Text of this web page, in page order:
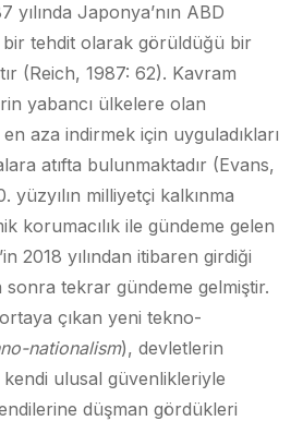
yılında Japonya’nın ABD
tehdit olarak görüldüğü bir
(Reich, 1987: 62). Kavram
yabancı ülkelere olan
en aza indirmek için uyguladıkları
atıfta bulunmaktadır (Evans,
yüzyılın milliyetçi kalkınma
korumacılık ile gündeme gelen
2018 yılından itibaren girdiği
sonra tekrar gündeme gelmiştir.
çıkan yeni tekno-
nationalism), devletlerin
ulusal güvenlikleriyle
düşman gördükleri